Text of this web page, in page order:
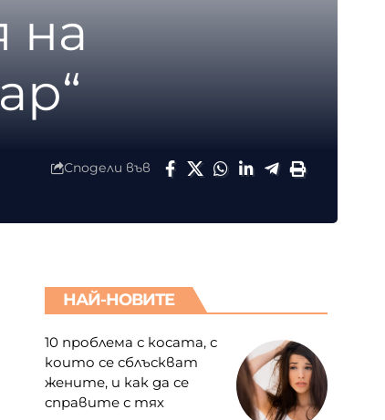
на
Сподели във
НАЙ-НОВИТЕ
10 проблема с косата, с
които се сблъскват
жените, и как да се
справите с тях